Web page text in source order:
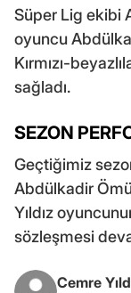
Süper Lig ekibi
oyuncu
Kırmızı-
sağladı.
SEZON
Geçtiğimiz
Abdülkadir
Yıldız
sözleşmesi
Cemre